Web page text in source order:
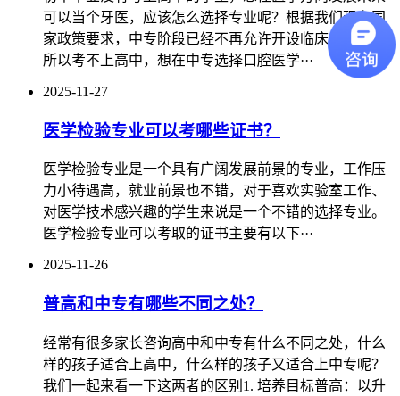
可以当个牙医，应该怎么选择专业呢？根据我们现在国
家政策要求，中专阶段已经不再允许开设临床类专业，
所以考不上高中，想在中专选择口腔医学···
2025-11-27
医学检验专业可以考哪些证书？
医学检验专业是一个具有广阔发展前景的专业，工作压
力小待遇高，就业前景也不错，对于喜欢实验室工作、
对医学技术感兴趣的学生来说是一个不错的选择专业。
医学检验专业可以考取的证书主要有以下···
2025-11-26
普高和中专有哪些不同之处？
经常有很多家长咨询高中和中专有什么不同之处，什么
样的孩子适合上高中，什么样的孩子又适合上中专呢？
我们一起来看一下这两者的区别1. 培养目标‌普高‌：以升